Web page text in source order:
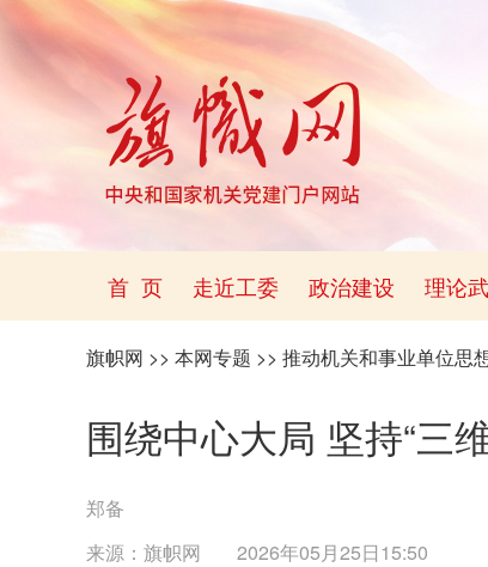
首 页 走近工委 政治建设 理论
旗帜网 >> 本网专题 >> 推动机关和事业单位思
围绕中心大局 坚持“三
郑备
来源： 旗帜网 2026年05月25日15:50